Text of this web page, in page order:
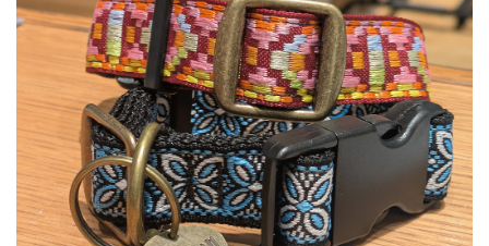
ドラム パーカッション
キーボード 電子ピアノ
管楽器 その他楽器